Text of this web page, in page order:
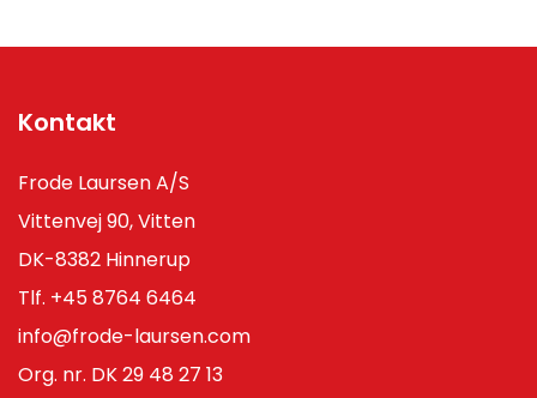
Kontakt
Frode Laursen A/S
Vittenvej 90, Vitten
DK-8382 Hinnerup
Tlf. +45 8764 6464
info@frode-laursen.com
Org. nr. DK 29 48 27 13